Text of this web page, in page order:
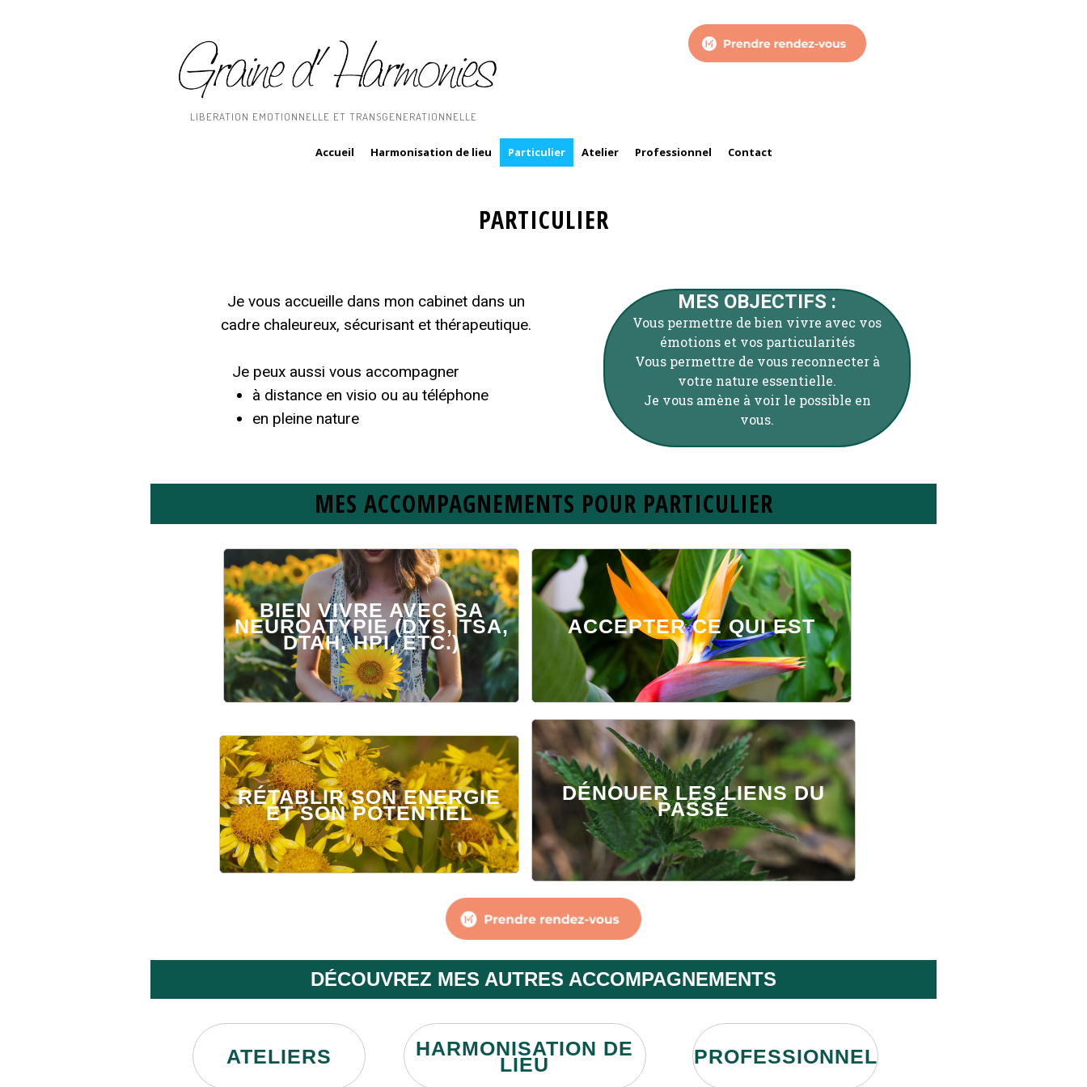
LIBERATION EMOTIONNELLE ET TRANSGENERATIONNELLE
Accueil Harmonisation de lieu Particulier Atelier Professionnel Contact
PARTICULIER
Je vous accueille dans mon cabinet dans un
cadre chaleureux, sécurisant et thérapeutique.
Je peux aussi vous accompagner
à distance en visio ou au téléphone
en pleine nature
MES OBJECTIFS :
Vous permettre de bien vivre avec vos
émotions et vos particularités
Vous permettre de vous reconnecter à
votre nature essentielle.
Je vous amène à voir le possible en
vous.
MES ACCOMPAGNEMENTS POUR PARTICULIER
BIEN VIVRE AVEC SA
NEUROATYPIE (DYS, TSA,
DTAH, HPI, ETC.)
ACCEPTER CE QUI EST
RÉTABLIR SON ENERGIE
ET SON POTENTIEL
DÉNOUER LES LIENS DU
PASSÉ
DÉCOUVREZ MES AUTRES ACCOMPAGNEMENTS
ATELIERS HARMONISATION DE
LIEU PROFESSIONNEL